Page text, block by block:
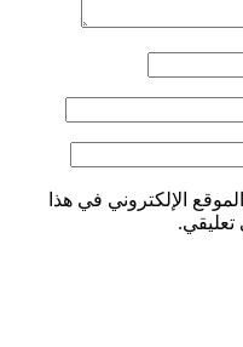
الإلكتروني في هذا
تعليقي.